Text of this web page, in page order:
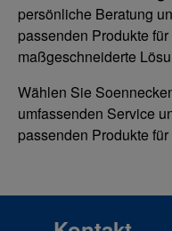
persönliche Beratung
passenden Produkte
maßgeschneiderte
Wählen Sie
umfassenden Service
passenden Produkte